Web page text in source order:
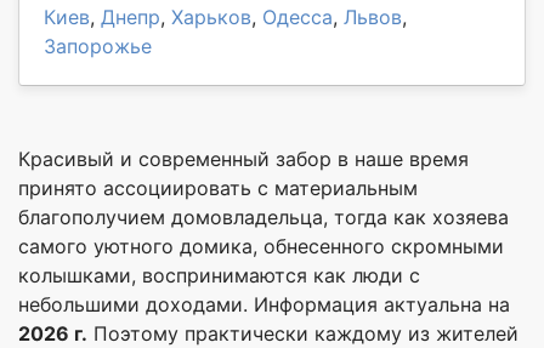
Киев, Днепр, Харьков, Одесса, Львов,
Запорожье
Красивый и современный забор в наше время
принято ассоциировать с материальным
благополучием домовладельца, тогда как хозяева
самого уютного домика, обнесенного скромными
колышками, воспринимаются как люди с
небольшими доходами. Информация актуальна на
2026 г. Поэтому практически каждому из жителей